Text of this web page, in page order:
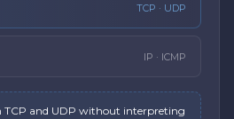
TCP · UDP
IP · ICMP
TCP and UDP without interpreting